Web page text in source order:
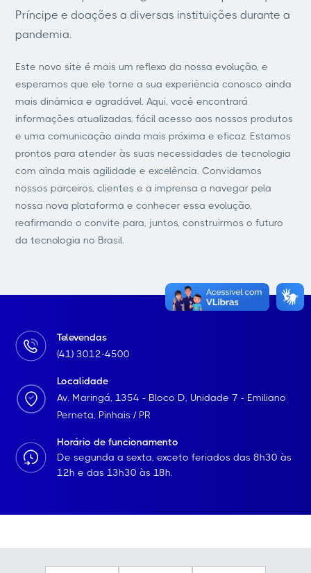
Príncipe e doações a diversas instituições durante a
pandemia.
Este novo site é mais um reflexo da nossa evolução, e
esperamos que ele torne a sua experiência conosco ainda
mais dinâmica e agradável. Aqui, você encontrará
informações atualizadas, fácil acesso aos nossos produtos
e uma comunicação ainda mais próxima e eficaz. Estamos
prontos para atender às suas necessidades de tecnologia
com ainda mais agilidade e excelência. Convidamos
nossos parceiros, clientes e a imprensa a navegar pela
nossa nova plataforma e conhecer essa evolução,
reafirmando o convite para, juntos, construirmos o futuro
da tecnologia no Brasil.
Televendas
(41) 3012-4500
Localidade
Av. Maringá, 1354 - Bloco D, Unidade 7 - Emiliano
Perneta, Pinhais / PR
Horário de funcionamento
De segunda a sexta, exceto feriados das 8h30 às
12h e das 13h30 às 18h.